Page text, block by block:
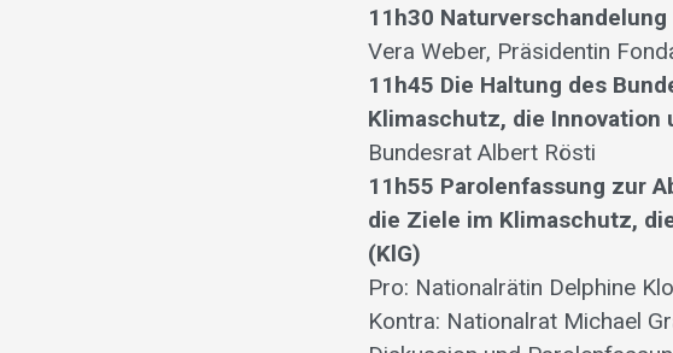
11h30
Vera Weber, Präsidentin
11h45 Die Haltung des
Klimaschutz, die Innovation
Bundesrat Albert Rösti
11h55 Parolenfassung zur
die Ziele im Klimaschutz,
(KlG)
Pro: Nationalrätin Delphine
Kontra: Nationalrat Michael